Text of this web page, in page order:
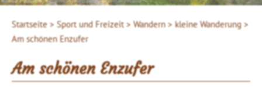
Startseite > Sport und Freizeit > Wandern > kleine Wanderung >
Am schönen Enzufer
Am schönen Enzufer